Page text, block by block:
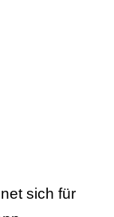
sich für